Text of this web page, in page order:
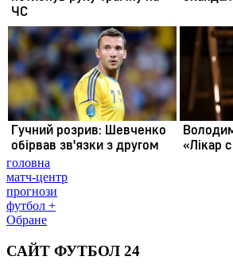
головна
матч-центр
прогнози
футбол +
Обране
САЙТ ФУТБОЛ 24